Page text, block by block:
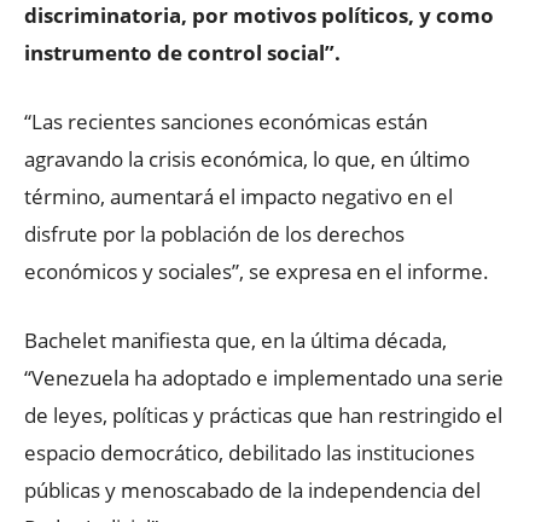
discriminatoria, por motivos políticos, y como
instrumento de control social”.
“Las recientes sanciones económicas están
agravando la crisis económica, lo que, en último
término, aumentará el impacto negativo en el
disfrute por la población de los derechos
económicos y sociales”, se expresa en el informe.
Bachelet manifiesta que, en la última década,
“Venezuela ha adoptado e implementado una serie
de leyes, políticas y prácticas que han restringido el
espacio democrático, debilitado las instituciones
públicas y menoscabado de la independencia del